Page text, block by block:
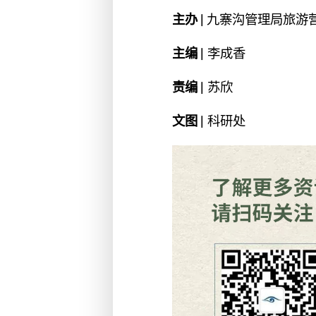
主办 | 九寨沟管理局旅游
主编 | 李成香
责编 | 苏欣
文图 | 科研处